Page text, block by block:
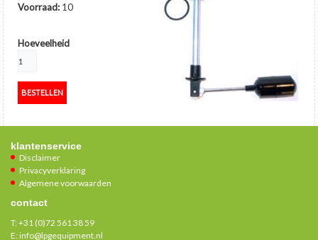
Voorraad: 10
Hoeveelheid
klantenservice
Disclaimer
Privacyverklaring
Algemene voorwaarden
contact
T:+31 (0)72 561 38 59
E:info@lpgequipment.nl